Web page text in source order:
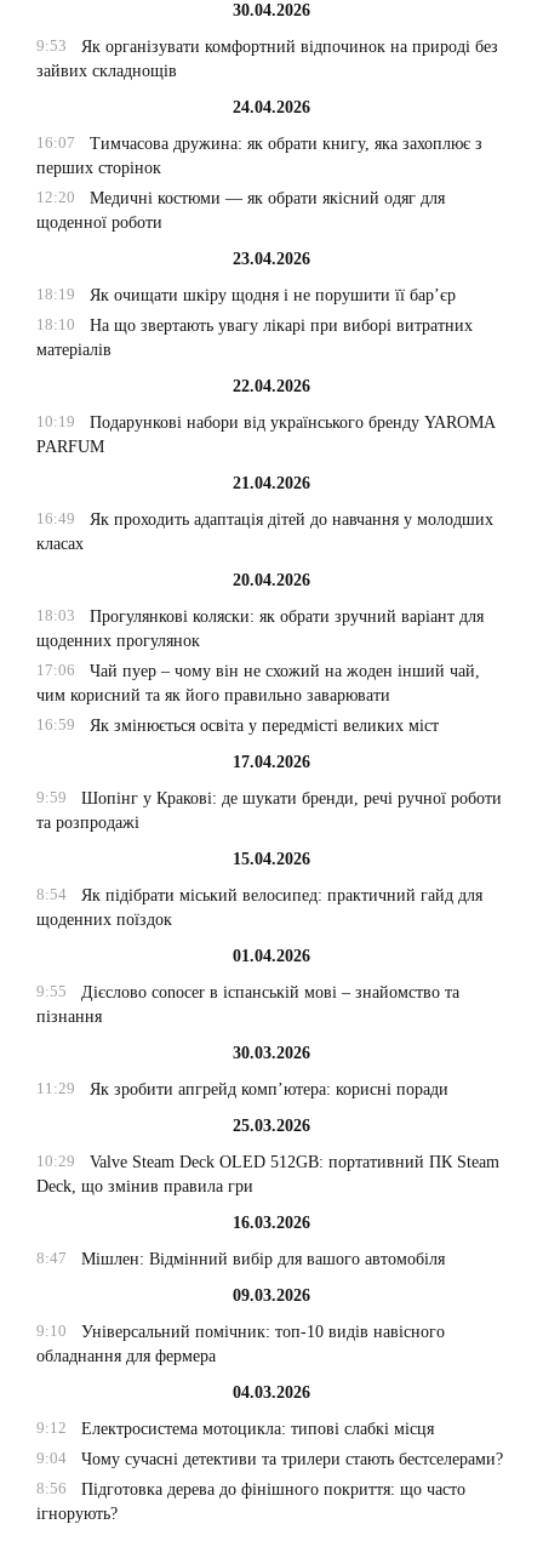
30.04.2026
9:53
Як організувати комфортний відпочинок на природі без
зайвих складнощів
24.04.2026
16:07
Тимчасова дружина: як обрати книгу, яка захоплює з
перших сторінок
12:20
Медичні костюми — як обрати якісний одяг для
щоденної роботи
23.04.2026
18:19
Як очищати шкіру щодня і не порушити її бар’єр
18:10
На що звертають увагу лікарі при виборі витратних
матеріалів
22.04.2026
10:19
Подарункові набори від українського бренду YAROMA
PARFUM
21.04.2026
16:49
Як проходить адаптація дітей до навчання у молодших
класах
20.04.2026
18:03
Прогулянкові коляски: як обрати зручний варіант для
щоденних прогулянок
17:06
Чай пуер – чому він не схожий на жоден інший чай,
чим корисний та як його правильно заварювати
16:59
Як змінюється освіта у передмісті великих міст
17.04.2026
9:59
Шопінг у Кракові: де шукати бренди, речі ручної роботи
та розпродажі
15.04.2026
8:54
Як підібрати міський велосипед: практичний гайд для
щоденних поїздок
01.04.2026
9:55
Дієслово conocer в іспанській мові – знайомство та
пізнання
30.03.2026
11:29
Як зробити апгрейд комп’ютера: корисні поради
25.03.2026
10:29
Valve Steam Deck OLED 512GB: портативний ПК Steam
Deck, що змінив правила гри
16.03.2026
8:47
Мішлен: Відмінний вибір для вашого автомобіля
09.03.2026
9:10
Універсальний помічник: топ-10 видів навісного
обладнання для фермера
04.03.2026
9:12
Електросистема мотоцикла: типові слабкі місця
9:04
Чому сучасні детективи та трилери стають бестселерами?
8:56
Підготовка дерева до фінішного покриття: що часто
ігнорують?